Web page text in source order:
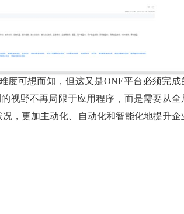
度可想而知，但这又是ONE平台必须完成
视野不再局限于应用程序，而是需要从全
，更加主动化、自动化和智能化地提升企